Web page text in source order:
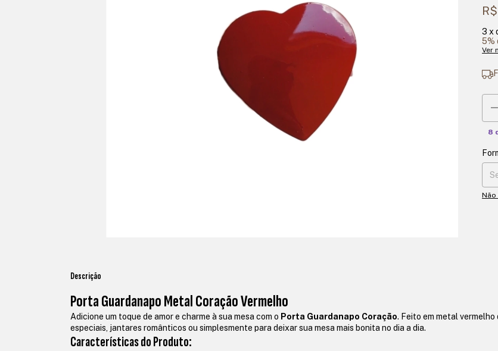
3 x
5%
Ver
8
Não
Descrição
Porta Guardanapo Metal Coração Vermelho
Adicione um toque de amor e charme à sua mesa com o Porta Guardanapo Coração. Feito em metal
especiais, jantares românticos ou simplesmente para deixar sua mesa mais bonita no dia a dia.
Características do Produto: